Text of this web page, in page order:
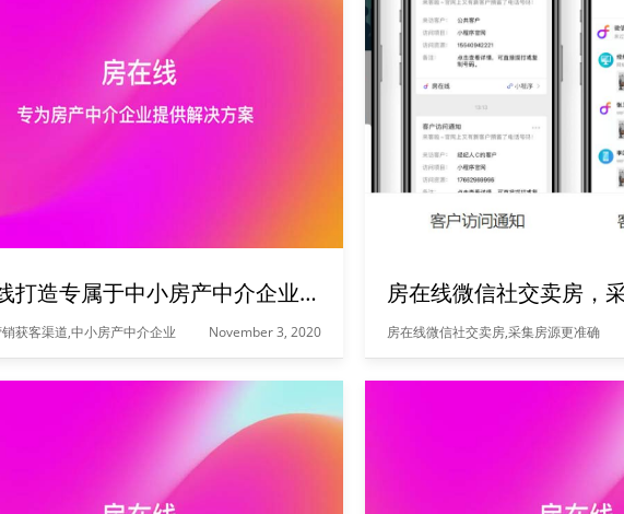
房在线打造专属于中小房产中介企业的全网微营销获客渠道
获客渠道,中小房产中介企业
November 3, 2020
房在线微信社交卖房,采集房源更准确